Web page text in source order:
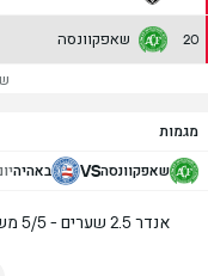
20 שאפקוונסה
מגמות
שאפקוונסהVS באהיהיום
אנדר 2.5 שערים - 5/5 משחקים אחרונים